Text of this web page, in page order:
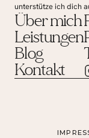
unterstütze ich dich
Über mich
Leistungen
Blog
Kontakt